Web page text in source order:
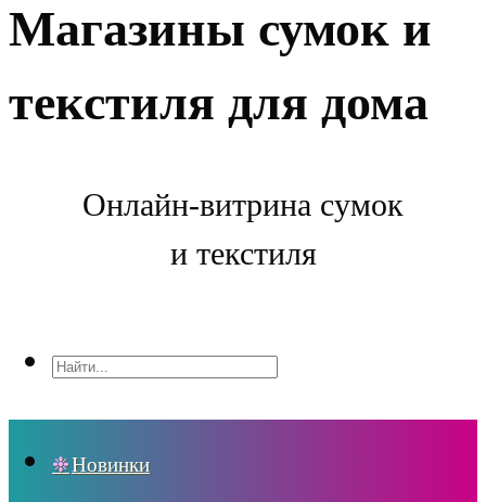
Магазины сумок и
текстиля для дома
Онлайн-витрина сумок
и текстиля
Новинки